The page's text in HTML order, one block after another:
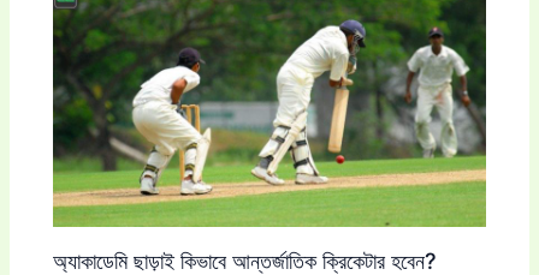
অ্যাকাডেমি ছাড়াই কিভাবে আন্তর্জাতিক ক্রিকেটার হবেন?